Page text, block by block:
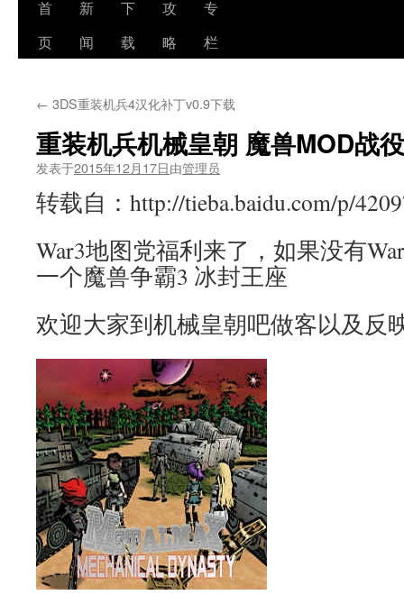
首
页
新
闻
下
载
攻
略
专
栏
← 3DS重装机兵4汉化补丁v0.9下载
重装机兵机械皇朝 魔兽MOD战
发表于2015年12月17日由管理员
转载自：http://tieba.baidu.com/p/
War3地图党福利来了，如果没有
一个魔兽争霸3 冰封王座
欢迎大家到机械皇朝吧做客以及反